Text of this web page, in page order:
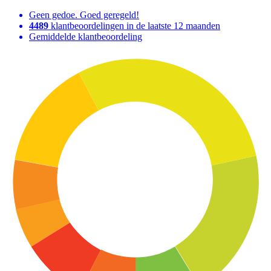
Geen gedoe. Goed geregeld!
4489 klantbeoordelingen in de laatste 12 maanden
Gemiddelde klantbeoordeling